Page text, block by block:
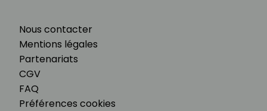
Nous contacter
Mentions légales
Partenariats
CGV
FAQ
Préférences cookies